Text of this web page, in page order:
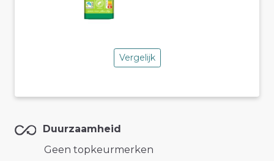
Vergelijk
Duurzaamheid
Geen topkeurmerken